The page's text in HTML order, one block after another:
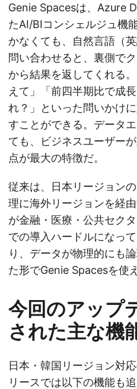
Genie Spacesは、Azure
たAI/BIコンシェルジュ機
かなくても、自然言語（
問い合わせると、裏側で
から結果を返してくれる
えて」「前四半期比で成
れ？」といった問いかけ
すことができる。データ
ても、ビジネスユーザー
点が最大の特徴だ。
従来は、日本リージョン
理に海外リージョンを経
が金融・医療・公共セク
での導入ハードルになっ
り、データが物理的にも
た形でGenie Spacesを使
今回のアップ
された主な機
日本・韓国リージョン対
リースでは以下の機能も